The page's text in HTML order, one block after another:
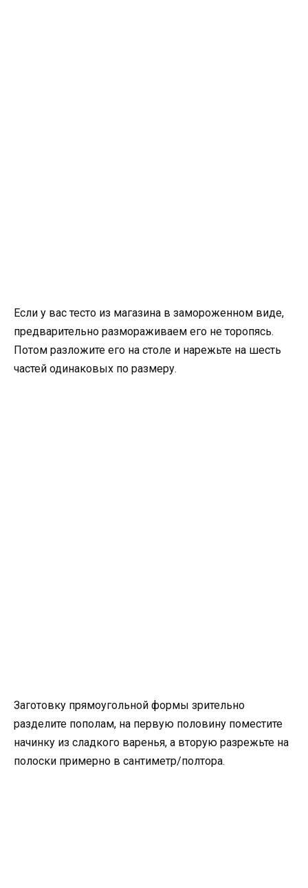
Если у вас тесто из магазина в замороженном виде,
предварительно размораживаем его не торопясь.
Потом разложите его на столе и нарежьте на шесть
частей одинаковых по размеру.
Заготовку прямоугольной формы зрительно
разделите пополам, на первую половину поместите
начинку из сладкого варенья, а вторую разрежьте на
полоски примерно в сантиметр/полтора.